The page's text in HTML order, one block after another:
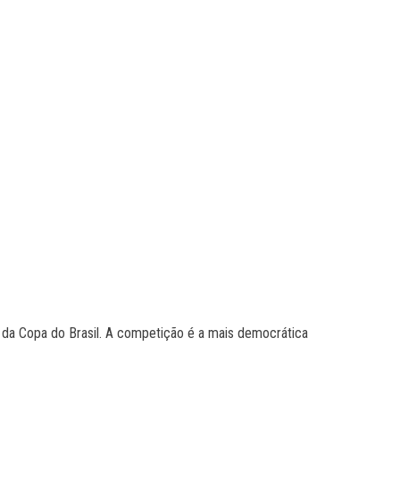
Copa do Brasil. A competição é a mais democrática